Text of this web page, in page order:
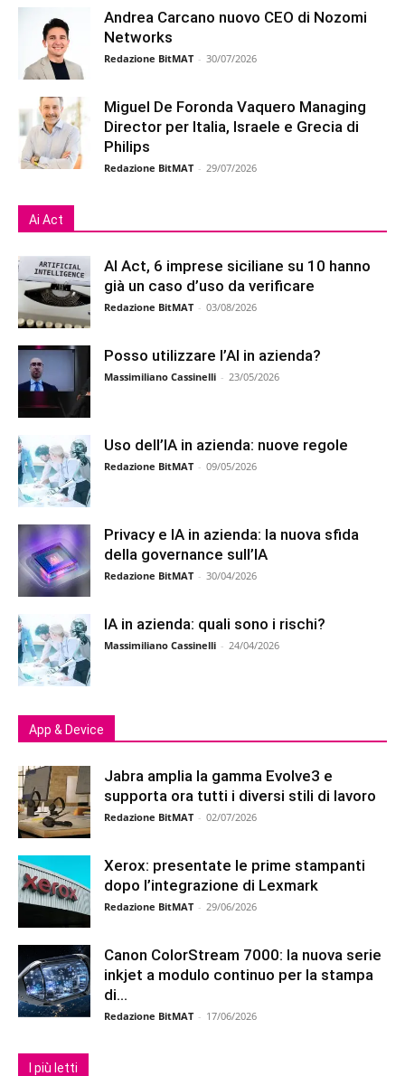
Andrea Carcano nuovo CEO di Nozomi
Networks
Redazione BitMAT - 30/07/2026
Miguel De Foronda Vaquero Managing
Director per Italia, Israele e Grecia di
Philips
Redazione BitMAT - 29/07/2026
Ai Act
AI Act, 6 imprese siciliane su 10 hanno
già un caso d’uso da verificare
Redazione BitMAT - 03/08/2026
Posso utilizzare l’AI in azienda?
Massimiliano Cassinelli - 23/05/2026
Uso dell’IA in azienda: nuove regole
Redazione BitMAT - 09/05/2026
Privacy e IA in azienda: la nuova sfida
della governance sull’IA
Redazione BitMAT - 30/04/2026
IA in azienda: quali sono i rischi?
Massimiliano Cassinelli - 24/04/2026
App & Device
Jabra amplia la gamma Evolve3 e
supporta ora tutti i diversi stili di lavoro
Redazione BitMAT - 02/07/2026
Xerox: presentate le prime stampanti
dopo l’integrazione di Lexmark
Redazione BitMAT - 29/06/2026
Canon ColorStream 7000: la nuova serie
inkjet a modulo continuo per la stampa
di...
Redazione BitMAT - 17/06/2026
I più letti